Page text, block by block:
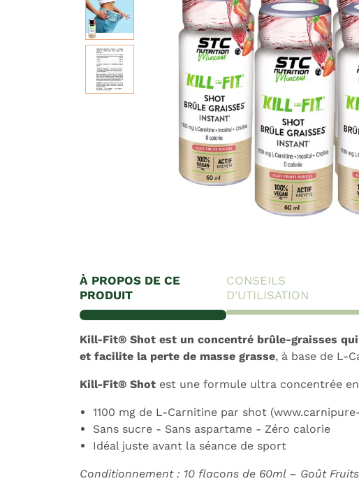
Expédition sous 24h
À PROPOS DE CE
PRODUIT
CONSEILS
D'UTILISATION
Kill-Fit® Shot est un concentré brûle-graisses
et facilite la perte de masse grasse, à base de L-
Kill-Fit® Shot est une formule ultra concentrée
1100 mg de L-Carnitine par shot
Sans sucre - Sans aspartame - Zéro calorie
Idéal juste avant la séance de sport
Conditionnement : 10 flacons de 60ml – Goût